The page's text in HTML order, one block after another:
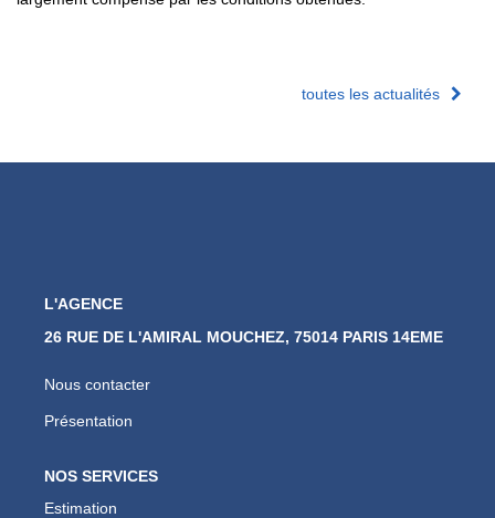
toutes les actualités
L'AGENCE
26 RUE DE L'AMIRAL MOUCHEZ, 75014 PARIS 14EME
Nous contacter
Présentation
NOS SERVICES
Estimation